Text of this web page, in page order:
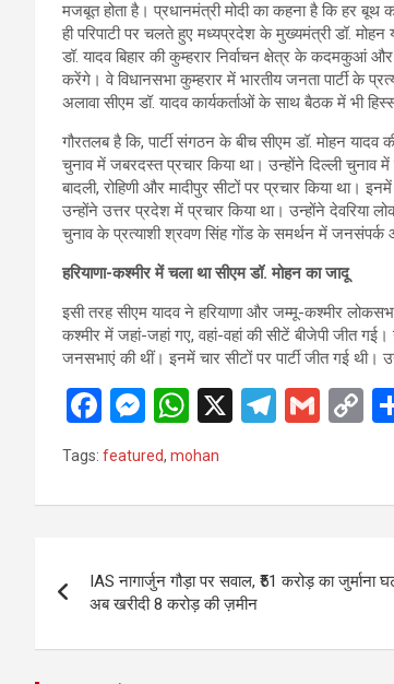
मजबूत होता है। प्रधानमंत्री मोदी का कहना है कि हर बूथ
ही परिपाटी पर चलते हुए मध्यप्रदेश के मुख्यमंत्री डॉ.
डॉ. यादव बिहार की कुम्हरार निर्वाचन क्षेत्र के कदमकुआं
करेंगे। वे विधानसभा कुम्हरार में भारतीय जनता पार्टी के
अलावा सीएम डॉ. यादव कार्यकर्ताओं के साथ बैठक में भी
गौरतलब है कि, पार्टी संगठन के बीच सीएम डॉ. मोहन
चुनाव में जबरदस्त प्रचार किया था। उन्होंने दिल्ली चुनाव
बादली, रोहिणी और मादीपुर सीटों पर प्रचार किया था।
उन्होंने उत्तर प्रदेश में प्रचार किया था। उन्होंने देवरिया
चुनाव के प्रत्याशी श्रवण सिंह गोंड के समर्थन में जनसंपर्क
हरियाणा-कश्मीर में चला था सीएम डॉ. मोहन का जादू
इसी तरह सीएम यादव ने हरियाणा और जम्मू-कश्मीर
कश्मीर में जहां-जहां गए, वहां-वहां की सीटें बीजेपी जीत गई।
जनसभाएं की थीं। इनमें चार सीटों पर पार्टी जीत गई थी।
F
a
ce
b
o
k
M
es
se
n
er
W
h
at
s
p
p
X
T
gr
m
G
C
Li
k
Tags: featured, mohan
navigation
IAS नागार्जुन गौड़ा पर सवाल, ₹51 करोड़ का जुर्माना
अब खरीदी 8 करोड़ की ज़मीन